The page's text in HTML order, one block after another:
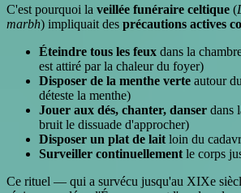
C'est pourquoi la veillée funéraire celtique (
marbh) impliquait des précautions actives
Éteindre tous les feux dans la
est attiré par la chaleur du foyer)
Disposer de la menthe verte autour
déteste la menthe)
Jouer aux dés, chanter, danser dans
bruit le dissuade d'approcher)
Disposer un plat de lait loin du
Surveiller continuellement le corps
Ce rituel — qui a survécu jusqu'au XIXe